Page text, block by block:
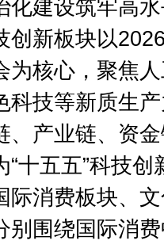
化建设筑牢高
创新板块以
为核心，聚焦
科技等新质生
、产业链、资
“十五五”科技
际消费板块、
别围绕国际消